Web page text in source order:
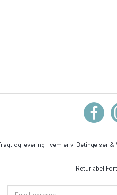
og levering Hvem er vi Betingelser &
Returlabel